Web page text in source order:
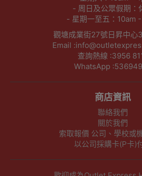
- 周日及公眾假期：
- 星期一至五：10am
觀塘成業街27號日昇中心
Email
查詢熱線 :3956
WhatsApp
商店資訊
聯絡我們
關於我們
索取報價 公司、學校或
以公司採購卡(P卡)